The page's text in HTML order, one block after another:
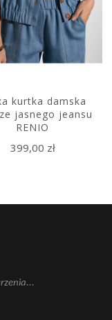
kurtka damska
jasnego jeansu
RENIO
399,00 zł